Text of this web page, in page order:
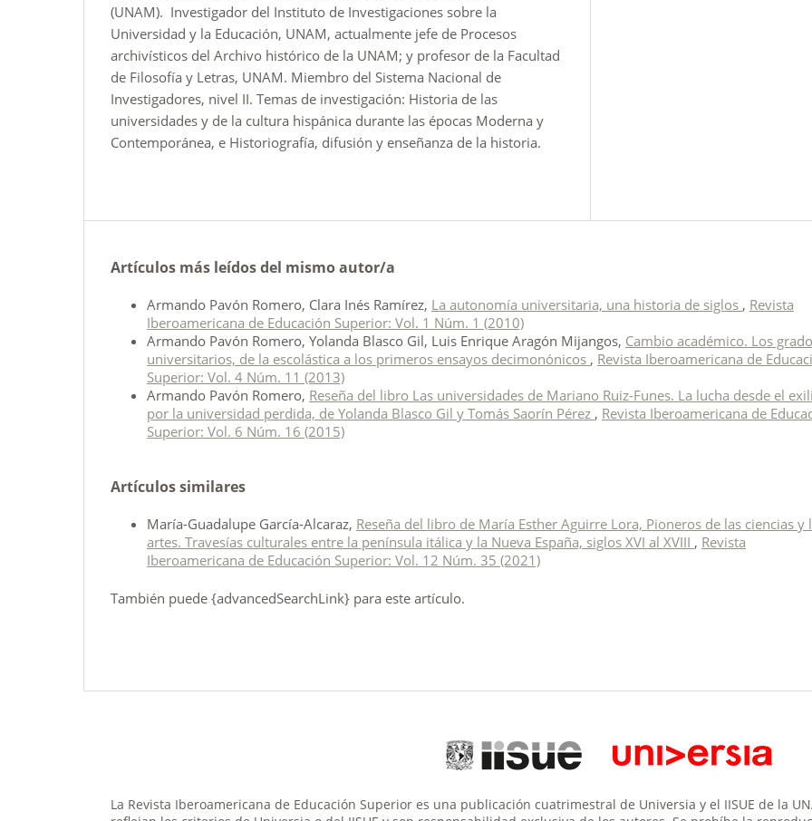
(UNAM). Investigador del Instituto de Investigaciones sobre la
Universidad y la Educación, UNAM, actualmente jefe de Procesos
archivísticos del Archivo histórico de la UNAM; y profesor de la Facultad
de Filosofía y Letras, UNAM. Miembro del Sistema Nacional de
Investigadores, nivel II. Temas de investigación: Historia de las
universidades y de la cultura hispánica durante las épocas Moderna y
Contemporánea, e Historiografía, difusión y enseñanza de la historia.
Artículos más leídos del mismo autor/a
Armando Pavón Romero, Clara Inés Ramírez, La autonomía universitaria, una historia de siglos , Revista
Iberoamericana de Educación Superior: Vol. 1 Núm. 1 (2010)
Armando Pavón Romero, Yolanda Blasco Gil, Luis Enrique Aragón Mijangos, Cambio académico. Los
universitarios, de la escolástica a los primeros ensayos decimonónicos , Revista Iberoamericana de
Superior: Vol. 4 Núm. 11 (2013)
Armando Pavón Romero, Reseña del libro Las universidades de Mariano Ruiz-Funes. La lucha desde el
por la universidad perdida, de Yolanda Blasco Gil y Tomás Saorín Pérez , Revista Iberoamericana de
Superior: Vol. 6 Núm. 16 (2015)
Artículos similares
María-Guadalupe García-Alcaraz, Reseña del libro de María Esther Aguirre Lora, Pioneros de las ciencias y
artes. Travesías culturales entre la península itálica y la Nueva España, siglos XVI al XVIII , Revista
Iberoamericana de Educación Superior: Vol. 12 Núm. 35 (2021)
También puede {advancedSearchLink} para este artículo.
La Revista Iberoamericana de Educación Superior es una publicación cuatrimestral de Universia y el IISUE de la